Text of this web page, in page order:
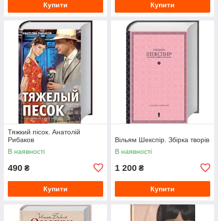
Купити Купити
Тяжкий пісок. Анатолій
Рибаков
В наявності
490 ₴
Купити
Вільям Шекспір. Збірка творів
В наявності
1 200 ₴
Купити